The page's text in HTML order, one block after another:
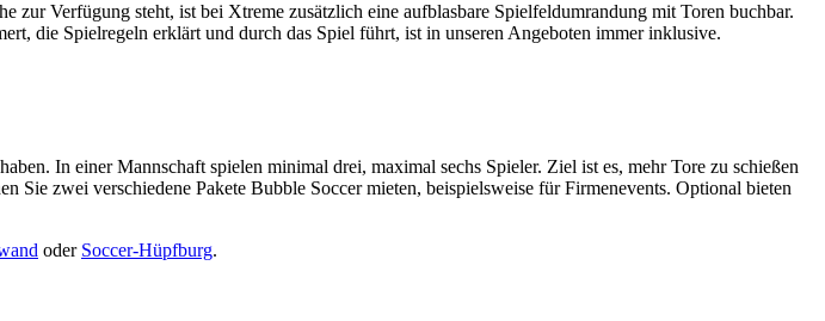
zur Verfügung steht, ist bei Xtreme zusätzlich eine aufblasbare Spielfeldumrandung mit Toren buchbar.
die Spielregeln erklärt und durch das Spiel führt, ist in unseren Angeboten immer inklusive.
In einer Mannschaft spielen minimal drei, maximal sechs Spieler. Ziel ist es, mehr Tore zu schießen
Sie zwei verschiedene Pakete Bubble Soccer mieten, beispielsweise für Firmenevents. Optional bieten
oder Soccer-Hüpfburg.